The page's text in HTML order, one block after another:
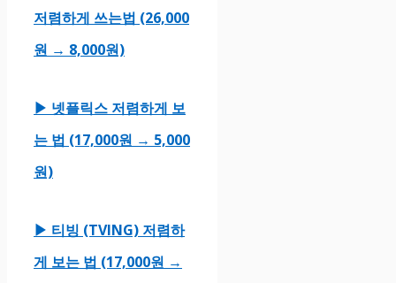
저렴하게 쓰는법 (26,000
원 → 8,000원)
▶ 넷플릭스 저렴하게 보
는 법 (17,000원 → 5,000
원)
▶ 티빙 (TVING) 저렴하
게 보는 법 (17,000원 →